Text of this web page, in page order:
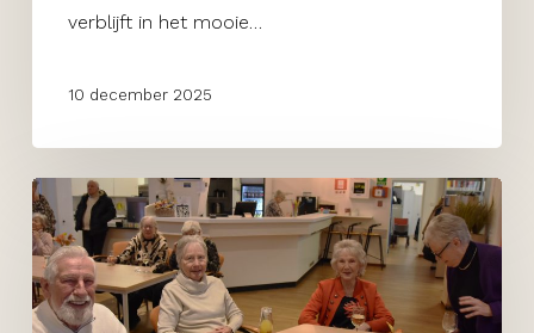
verblijft in het mooie…
10 december 2025
Hof
in
Zuid